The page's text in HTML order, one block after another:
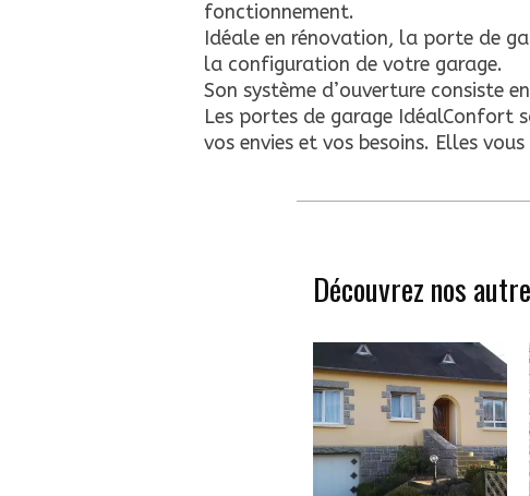
fonctionnement.
Idéale en rénovation, la porte de
la configuration de votre garage.
Son système d’ouverture consiste
Les portes de garage IdéalConfort
vos envies et vos besoins. Elles
Découvrez nos